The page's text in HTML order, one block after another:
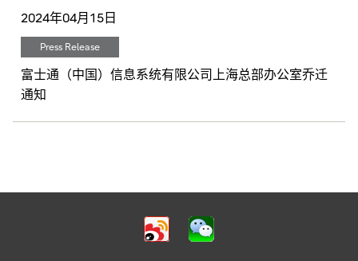
2024年04月15日
Press Release
富士通（中国）信息系统有限公司上海总部办公室乔迁
通知